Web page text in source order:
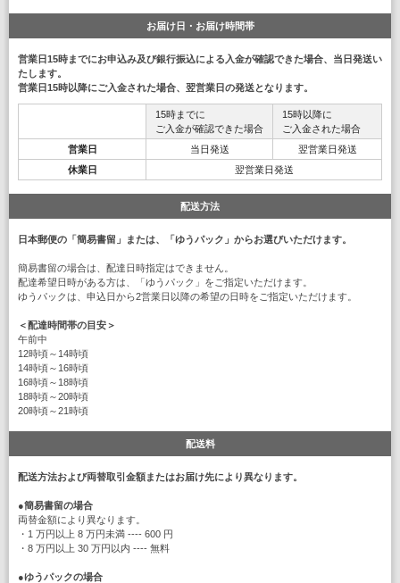
お届け日・お届け時間帯
営業日15時までにお申込み及び銀行振込による入金が確認できた場合、当日発送い
たします。
営業日15時以降にご入金された場合、翌営業日の発送となります。
15時までに
ご入金が確認できた場合
15時以降に
ご入金された場合
営業日
当日発送
翌営業日発送
休業日
翌営業日発送
配送方法
日本郵便の「簡易書留」または、「ゆうパック」からお選びいただけます。
簡易書留の場合は、配達日時指定はできません。
配達希望日時がある方は、「ゆうパック」をご指定いただけます。
ゆうパックは、申込日から2営業日以降の希望の日時をご指定いただけます。
＜配達時間帯の目安＞
午前中
12時頃～14時頃
14時頃～16時頃
16時頃～18時頃
18時頃～20時頃
20時頃～21時頃
配送料
配送方法および両替取引金額またはお届け先により異なります。
●簡易書留の場合
両替金額により異なります。
・1 万円以上 8 万円未満 ---- 600 円
・8 万円以上 30 万円以内 ---- 無料
●ゆうパックの場合